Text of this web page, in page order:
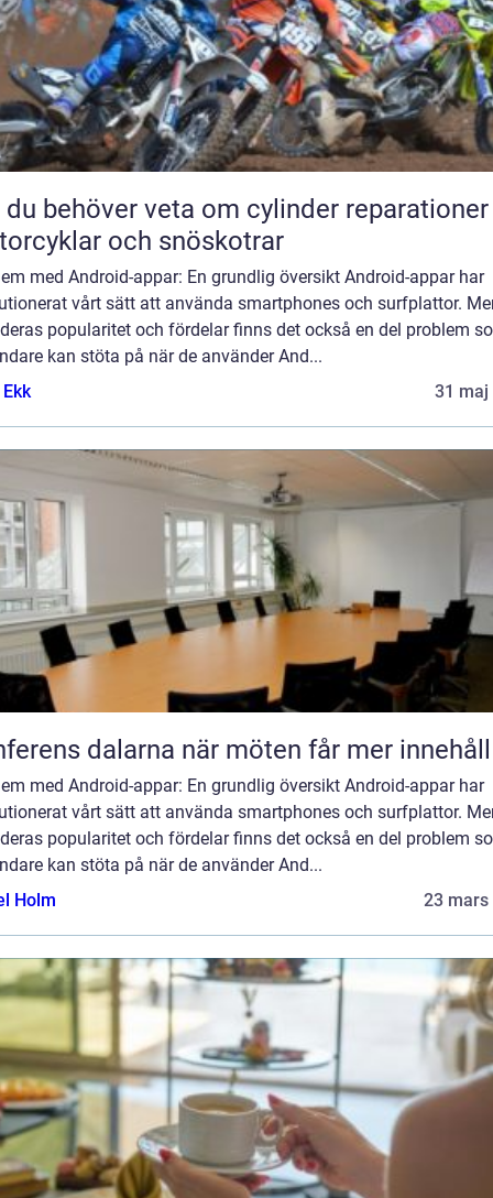
behöver veta om cylinder
och snöskotrar
med Android-appar: En grundlig översikt Android-appar har
vårt sätt att använda smartphones och surfplattor.
popularitet och fördelar finns det också en del problem
kan stöta på när de använder And...
31 maj
Konferens dalarna när möten får mer innehåll
med Android-appar: En grundlig översikt Android-appar har
vårt sätt att använda smartphones och surfplattor.
popularitet och fördelar finns det också en del problem
kan stöta på när de använder And...
Holm
23 mars